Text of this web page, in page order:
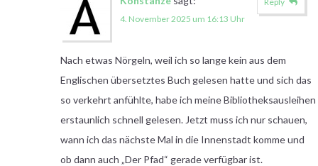
4. November 2025 um 16:13 Uhr
Nach etwas Nörgeln, weil ich so lange kein aus dem
Englischen übersetztes Buch gelesen hatte und sich das
so verkehrt anfühlte, habe ich meine Bibliotheksausleihen
erstaunlich schnell gelesen. Jetzt muss ich nur schauen,
wann ich das nächste Mal in die Innenstadt komme und
ob dann auch „Der Pfad“ gerade verfügbar ist.